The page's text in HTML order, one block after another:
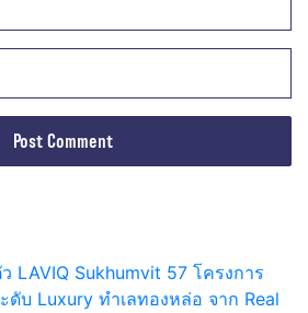
ว LAVIQ Sukhumvit 57 โครงการ
ดับ Luxury ทำเลทองหล่อ จาก Real